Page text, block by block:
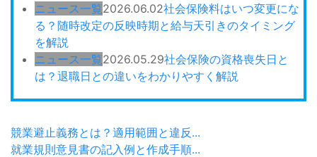
ニュース一覧2026.06.02社会保険料はいつ変更にな
る？随時改定の反映時期と給与天引きのタイミング
を解説
ニュース一覧2026.05.29社会保険の資格喪失日と
は？退職日との違いをわかりやすく解説
競業避止義務とは？適用範囲と違反...
就業規則意見書の記入例と作成手順...